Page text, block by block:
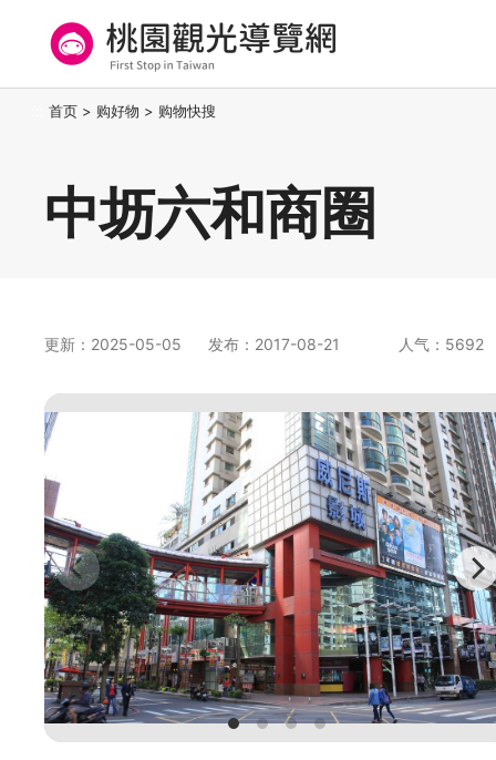
要
桃园观光导览网
首页 > 购好物 > 购物快搜
中坜六和商圈
更新：2025-05-05 发布：2017-08-21 人气：5692